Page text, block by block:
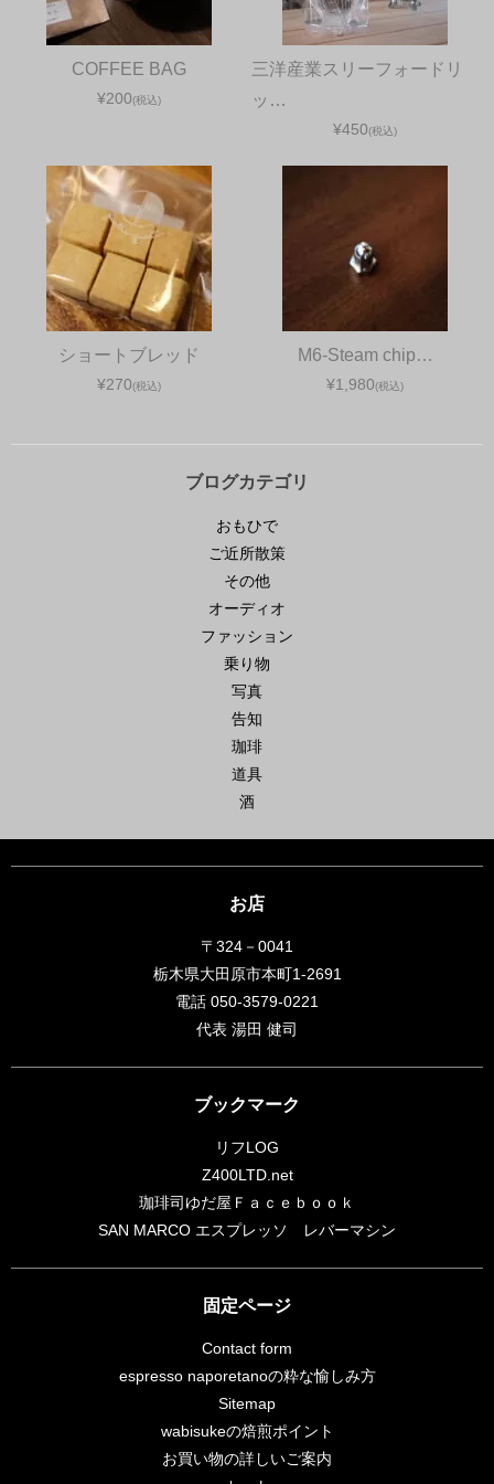
COFFEE BAG
¥200(税込)
三洋産業スリーフォードリ
ッ…
¥450(税込)
ショートブレッド
¥270(税込)
M6-Steam chip…
¥1,980(税込)
ブログカテゴリ
おもひで
ご近所散策
その他
オーディオ
ファッション
乗り物
写真
告知
珈琲
道具
酒
お店
〒324－0041
栃木県大田原市本町1-2691
電話 050-3579-0221
代表 湯田 健司
ブックマーク
リフLOG
Z400LTD.net
珈琲司ゆだ屋Ｆａｃｅｂｏｏｋ
SAN MARCO エスプレッソ レバーマシン
固定ページ
Contact form
espresso naporetanoの粋な愉しみ方
Sitemap
wabisukeの焙煎ポイント
お買い物の詳しいご案内